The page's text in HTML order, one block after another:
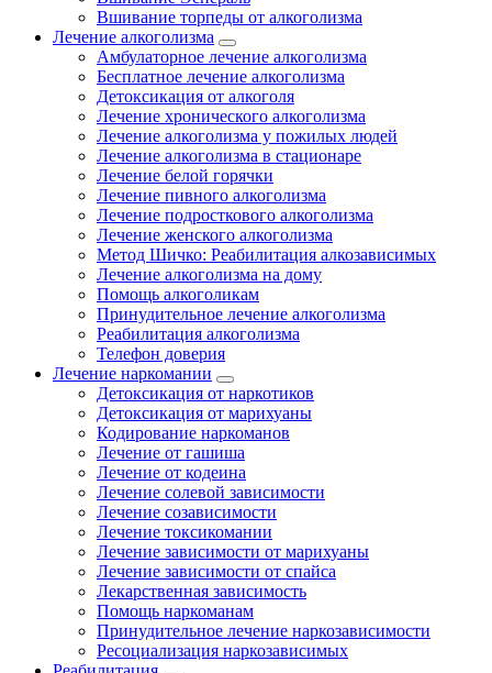
Вшивание торпеды от алкоголизма
Лечение алкоголизма
Амбулаторное лечение алкоголизма
Бесплатное лечение алкоголизма
Детоксикация от алкоголя
Лечение хронического алкоголизма
Лечение алкоголизма у пожилых людей
Лечение алкоголизма в стационаре
Лечение белой горячки
Лечение пивного алкоголизма
Лечение подросткового алкоголизма
Лечение женского алкоголизма
Метод Шичко: Реабилитация алкозависимых
Лечение алкоголизма на дому
Помощь алкоголикам
Принудительное лечение алкоголизма
Реабилитация алкоголизма
Телефон доверия
Лечение наркомании
Детоксикация от наркотиков
Детоксикация от марихуаны
Кодирование наркоманов
Лечение от гашиша
Лечение от кодеина
Лечение солевой зависимости
Лечение созависимости
Лечение токсикомании
Лечение зависимости от марихуаны
Лечение зависимости от спайса
Лекарственная зависимость
Помощь наркоманам
Принудительное лечение наркозависимости
Ресоциализация наркозависимых